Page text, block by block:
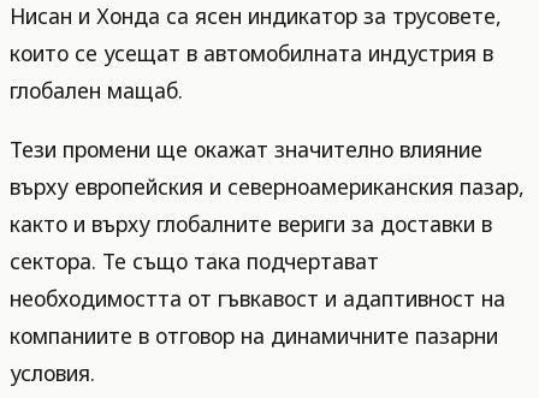
Нисан и Хонда са ясен индикатор за трусовете,
които се усещат в автомобилната индустрия в
глобален мащаб.
Тези промени ще окажат значително влияние
върху европейския и северноамериканския пазар,
както и върху глобалните вериги за доставки в
сектора. Те също така подчертават
необходимостта от гъвкавост и адаптивност на
компаниите в отговор на динамичните пазарни
условия.